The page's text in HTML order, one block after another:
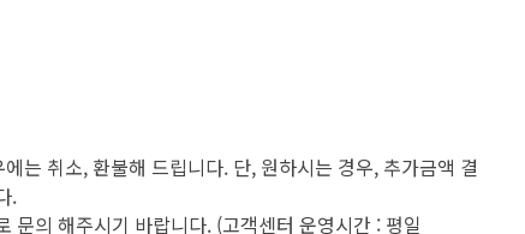
는 취소, 환불해 드립니다. 단, 원하시는 경우, 추가금액 결
.
의 해주시기 바랍니다. (고객센터 운영시간 : 평일